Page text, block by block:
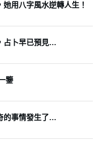
用八字風水逆轉人生！
占卜早已預見…
鑒
的事情發生了…